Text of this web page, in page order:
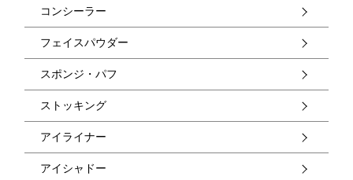
コンシーラー
フェイスパウダー
スポンジ・パフ
ストッキング
アイライナー
アイシャドー